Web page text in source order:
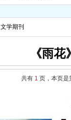
文学期刊
《雨
共有 1 页，本页是